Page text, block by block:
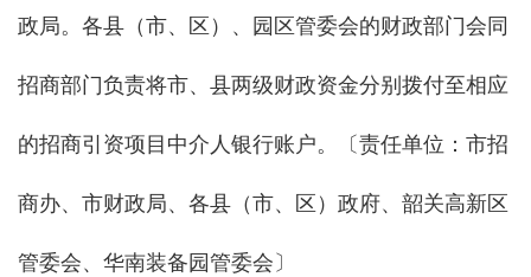
政局。各县（市、区）、园区管委会的财政部门会同
招商部门负责将市、县两级财政资金分别拨付至相应
的招商引资项目中介人银行账户。〔责任单位：市招
商办、市财政局、各县（市、区）政府、韶关高新区
管委会、华南装备园管委会〕